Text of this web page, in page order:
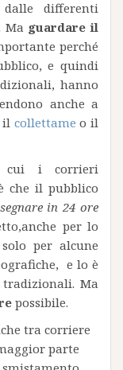
differenti
Ma guardare il
perché
e quindi
hanno
anche a
il collettameo il
cui i corrieri
che il pubblico
in 24 ore
per lo
per alcune
e lo è
Ma
possibile.
tra corriere
parte